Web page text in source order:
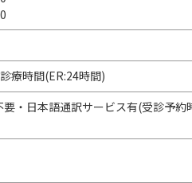
療時間(ER:24時間)
要・日本語通訳サービス有(受診予約